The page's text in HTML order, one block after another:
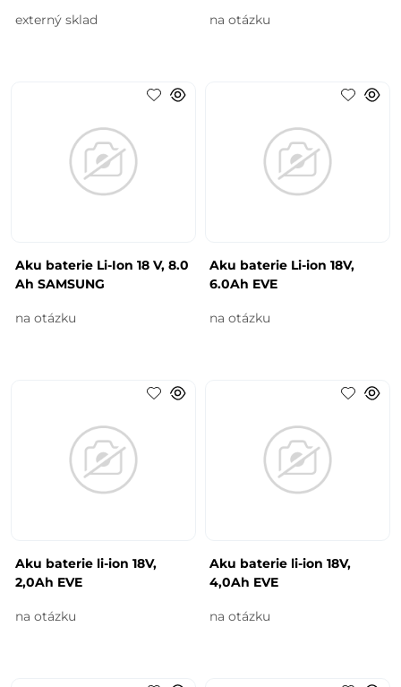
externý sklad na otázku
Aku baterie Li-Ion 18 V, 8.0
Ah SAMSUNG
na otázku
Aku baterie Li-ion 18V,
6.0Ah EVE
na otázku
Aku baterie li-ion 18V,
2,0Ah EVE
na otázku
Aku baterie li-ion 18V,
4,0Ah EVE
na otázku